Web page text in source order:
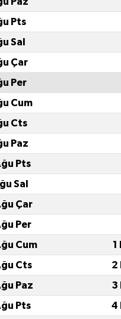
Pts
Sal
Çar
Per
Cum
Cts
Paz
Pts
Sal
Çar
Per
Cum
1
Cts
2
Paz
3
Pts
4